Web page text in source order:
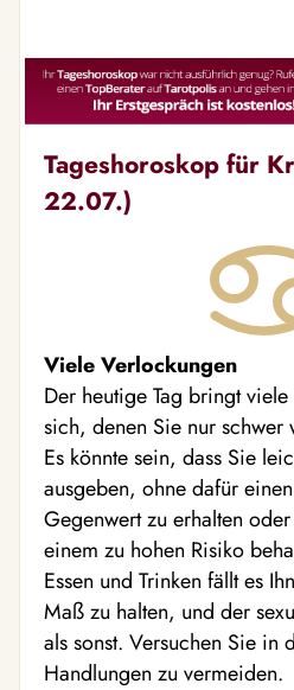
Tageshoroskop für
22.07.)
Viele Verlockungen
Der heutige Tag bringt
sich, denen Sie nur schwer
Es könnte sein, dass Sie
ausgeben, ohne dafür
Gegenwert zu erhalten
einem zu hohen Risiko
Essen und Trinken fällt es
Maß zu halten, und der
als sonst. Versuchen Sie in
Handlungen zu vermeiden.